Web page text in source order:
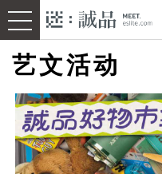
艺文活动